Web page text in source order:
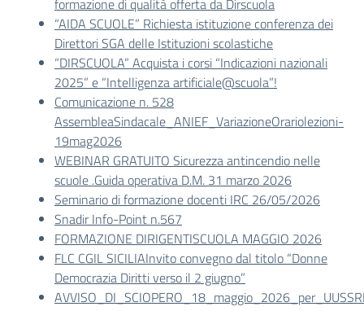
formazione di qualità offerta da Dirscuola
“AIDA SCUOLE” Richiesta istituzione conferenza dei
Direttori SGA delle Istituzioni scolastiche
“DIRSCUOLA” Acquista i corsi “Indicazioni nazionali
2025” e “Intelligenza artificiale@scuola”!
Comunicazione n. 528
AssembleaSindacale_ANIEF_VariazioneOrariolezioni-
19mag2026
WEBINAR GRATUITO Sicurezza antincendio nelle
scuole .Guida operativa D.M. 31 marzo 2026
Seminario di formazione docenti IRC 26/05/2026
Snadir Info-Point n.567
FORMAZIONE DIRIGENTISCUOLA MAGGIO 2026
FLC CGIL SICILIAInvito convegno dal titolo “Donne
Democrazia Diritti verso il 2 giugno”